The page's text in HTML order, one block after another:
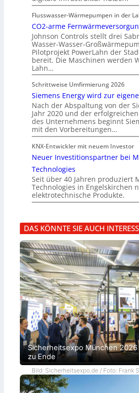
Flusswasser-Wärmepumpen in der
CO2-arme
Johnson Controls stellt drei
Wasser-Wasser-
Pilotprojekt PowerLahn der
bereit. Die Maschinen werden
Lahn…
Schrittweise Umfirmierung 2026
Siemens Energy wird zur
Nach der Abspaltung von der
Jahr 2020 und der
des Unternehmens beginnt
mit den Vorbereitungen…
KNX-Entwickler mit neuem Investor
Neuer Investitionspartner bei
Technologies
Seit über 40 Jahren produziert
Technologies in Engelskirchen
elektrotechnische Produkte.
DAS KÖNNTE SIE AUCH
Sicherheitsexpo München
zu Ende
Bild: Sicherheitsexpo.de / Foto: Frank